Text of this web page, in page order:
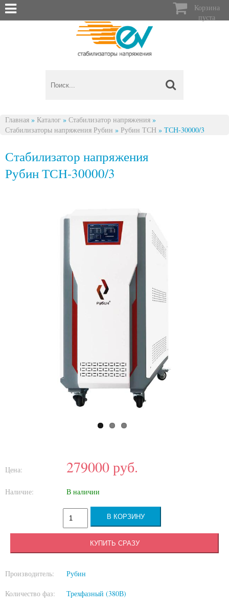

Корзина
пуста
Вы здесь
Главная » Каталог » Стабилизатор напряжения »
Стабилизаторы напряжения Рубин » Рубин ТСН » ТСН-30000/3
Стабилизатор напряжения
Рубин ТСН-30000/3
Цена: 279000руб.
Наличие: В наличии
КУПИТЬ СРАЗУ
Производитель: Рубин
Количество фаз: Трехфазный (380В)